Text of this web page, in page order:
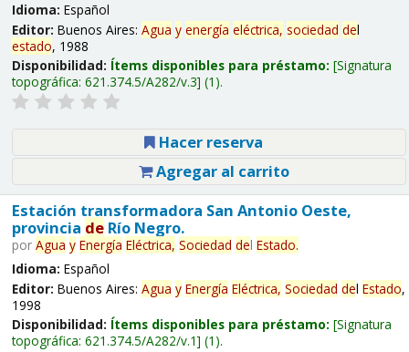
Idioma: Español
Editor: Buenos Aires: Agua y energía eléctrica, sociedad del
estado, 1988
Disponibilidad: Ítems disponibles para préstamo: Signatura
topográfica: 621.374.5/A282/v.3 (1).
Hacer reserva
Agregar al carrito
Estación transformadora San Antonio Oeste,
provincia deRío Negro.
por Agua y Energía Eléctrica, Sociedad del Estado.
Idioma: Español
Editor: Buenos Aires: Agua y Energía Eléctrica, Sociedad del Estado,
1998
Disponibilidad: Ítems disponibles para préstamo: Signatura
topográfica: 621.374.5/A282/v.1 (1).